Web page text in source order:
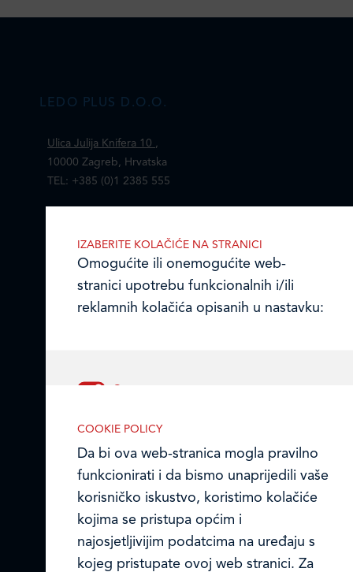
LEDO PLUS D.O.O.
Ulica Julija Knifera 10 ,
10000 Zagreb, Hrvatska
TEL: +385 (0)1 2385 555
OIB 07179054100
Matični broj (MB): 4938763
Obavijest o Privatnosti i Kolačići
© LEDO plus d.o.o. 2026.
COOKIE POLICY
Da bi ova web-stranica mogla pravilno
funkcionirati i da bismo unaprijedili vaše
korisničko iskustvo, koristimo kolačiće
kojima se pristupa općim i
najosjetljivijim podatcima na uređaju s
kojeg pristupate ovoj web stranici. Za
IZABERITE KOLAČIĆE NA STRANICI
Omogućite ili onemogućite web-
stranici upotrebu funkcionalnih i/ili
reklamnih kolačića opisanih u nastavku:
Nužni kolačići omogućuju osnovne
funkcionalnosti. Bez ovih kolačića, web-
stranica ne može pravilno funkcionirati,
a isključiti ih možete mijenjanjem
postavki u svome web-pregledniku.